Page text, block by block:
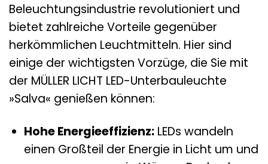
Beleuchtungsindustrie revolutioniert und
bietet zahlreiche Vorteile gegenüber
herkömmlichen Leuchtmitteln. Hier sind
einige der wichtigsten Vorzüge, die Sie mit
der MÜLLER LICHT LED-Unterbauleuchte
»Salva« genießen können:
Hohe Energieeffizienz:LEDs wandeln
einen Großteil der Energie in Licht um und